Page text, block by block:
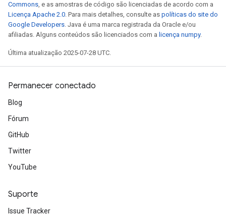
Commons, e as amostras de código são licenciadas de acordo com a
Licença Apache 2.0. Para mais detalhes, consulte as políticas do site do
Google Developers. Java é uma marca registrada da Oracle e/ou
afiliadas. Alguns conteúdos são licenciados com a licença numpy.
Última atualização 2025-07-28 UTC.
Permanecer conectado
Blog
Fórum
GitHub
Twitter
YouTube
Suporte
Issue Tracker